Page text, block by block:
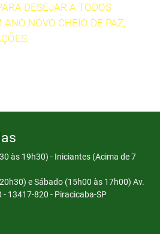
DESEJAR A TODOS
ANO NOVO CHEIO DE PAZ,
às 19h30) - Iniciantes (Acima de 7
e Sábado (15h00 às 17h00) Av.
13417-820 - Piracicaba-SP